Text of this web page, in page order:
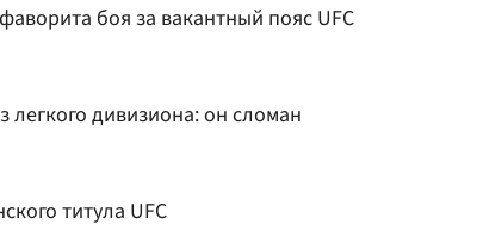
боя за вакантный пояс UFC
легкого дивизиона: он сломан
титула UFC